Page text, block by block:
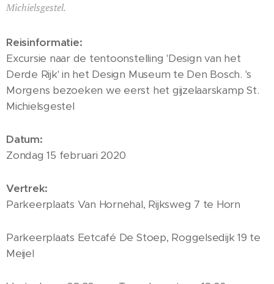
Michielsgestel.
Reisinformatie:
Excursie naar de tentoonstelling 'Design van het
Derde Rijk' in het Design Museum te Den Bosch. 's
Morgens bezoeken we eerst het gijzelaarskamp St.
Michielsgestel
Datum:
Zondag 15 februari 2020
Vertrek:
Parkeerplaats Van Hornehal, Rijksweg 7 te Horn
Parkeerplaats Eetcafé De Stoep, Roggelsedijk 19 te
Meijel